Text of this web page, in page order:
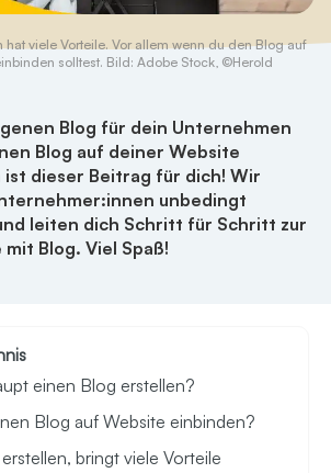
hat viele Vorteile. Vor allem wenn du den Blog auf
solltest. Bild: Adobe Stock, ©Herold
Blog für dein Unternehmen
Blog auf deiner Website
ist dieser Beitrag für dich! Wir
unbedingt
leiten dich Schritt für Schritt zur
Blog. Viel Spaß!
einen Blog erstellen?
Blog auf Website einbinden?
bringt viele Vorteile